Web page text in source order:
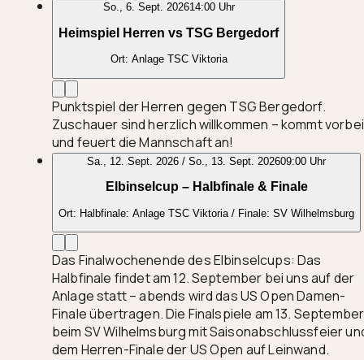
So., 6. Sept. 202614:00 Uhr
Heimspiel Herren vs TSG Bergedorf
Ort: Anlage TSC Viktoria
Punktspiel der Herren gegen TSG Bergedorf.
Zuschauer sind herzlich willkommen – kommt vorbei
und feuert die Mannschaft an!
Sa., 12. Sept. 2026 / So., 13. Sept. 202609:00 Uhr
Elbinselcup – Halbfinale & Finale
Ort: Halbfinale: Anlage TSC Viktoria / Finale: SV Wilhelmsburg
Das Finalwochenende des Elbinselcups: Das
Halbfinale findet am 12. September bei uns auf der
Anlage statt – abends wird das US Open Damen-
Finale übertragen. Die Finalspiele am 13. September
beim SV Wilhelmsburg mit Saisonabschlussfeier
dem Herren-Finale der US Open auf Leinwand.